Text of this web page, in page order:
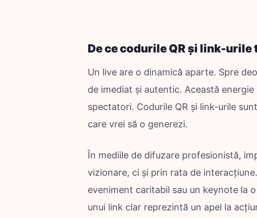
De ce codurile QR și link-
Un live are o dinamică aparte. Spre
de imediat și autentic. Această
spectatori. Codurile QR și link-urile
care vrei să o generezi.
În mediile de difuzare profesionistă,
vizionare, ci și prin rata de
eveniment caritabil sau un keynote la
unui link clar reprezintă un apel la